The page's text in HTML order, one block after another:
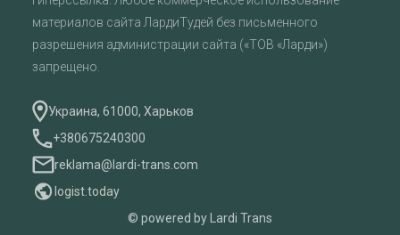
материалов сайта ЛардиТудей без письменного
разрешения администрации сайта («ТОВ «Ларди»)
запрещено.
Украина, 61000, Харьков
+380675240300
reklama@lardi-trans.com
logist.today
© powered by Lardi Trans